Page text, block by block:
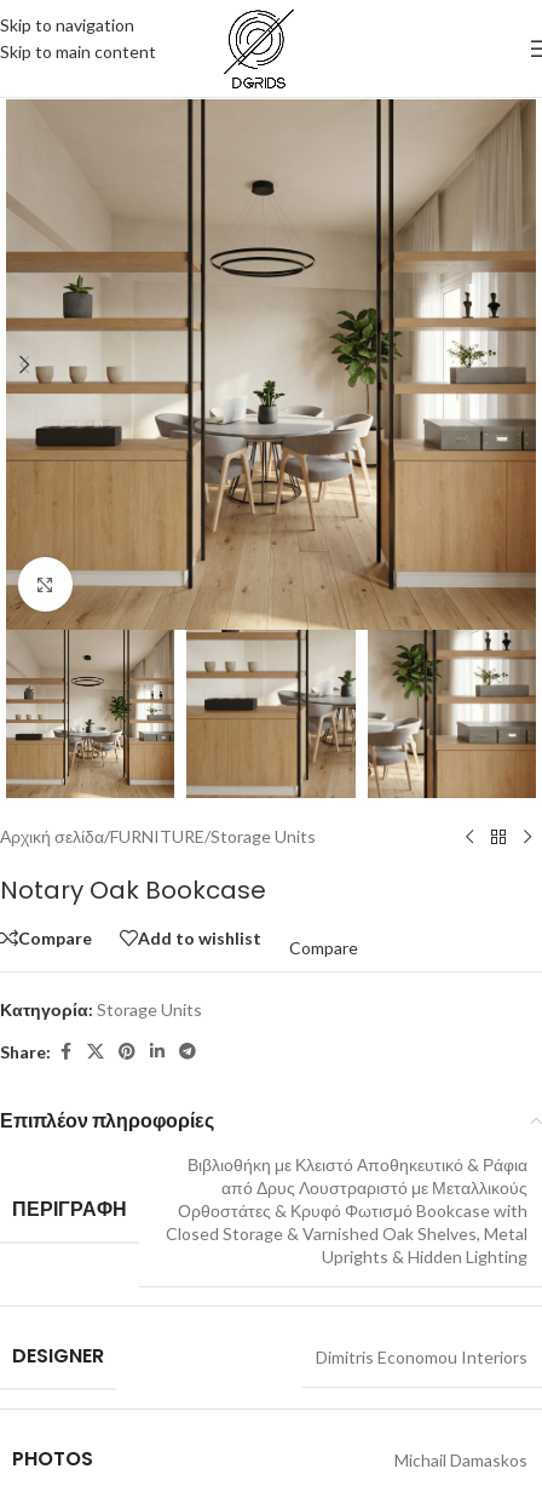
Skip to navigation
Skip to main content
Click to enlarge
Αρχική σελίδα/FURNITURE/Storage Units
Notary Oak Bookcase
Compare Add to wishlist
Compare
Κατηγορία: Storage Units
Share:
Επιπλέον πληροφορίες
ΠΕΡΙΓΡΑΦΗ
Βιβλιοθήκη με Κλειστό Αποθηκευτικό & Ράφια
από Δρυς Λουστραριστό με Μεταλλικούς
Ορθοστάτες & Κρυφό Φωτισμό Bookcase with
Closed Storage & Varnished Oak Shelves, Metal
Uprights & Hidden Lighting
DESIGNER Dimitris Economou Interiors
PHOTOS Michail Damaskos